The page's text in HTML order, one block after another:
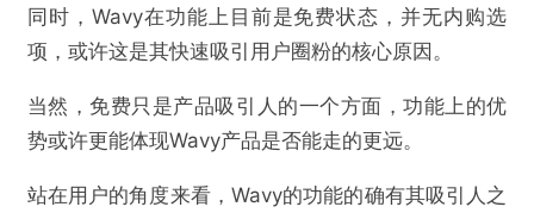
同时，Wavy在功能上目前是免费状态，并无内购选
项，或许这是其快速吸引用户圈粉的核心原因。
当然，免费只是产品吸引人的一个方面，功能上的优
势或许更能体现Wavy产品是否能走的更远。
站在用户的角度来看，Wavy的功能的确有其吸引人之